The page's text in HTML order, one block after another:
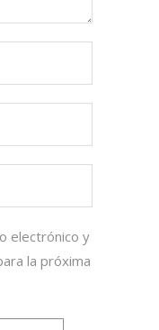
electrónico y
la próxima